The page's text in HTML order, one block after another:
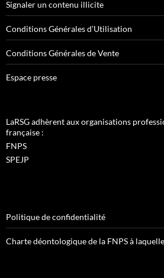
Signaler un contenu illicite
Conditions Générales d’Utilisation
Conditions Générales de Vente
Espace presse
LaRSG adhèrent aux organisations
française :
FNPS
SPEJP
Politique de confidentialité
Charte déontologique de la FNPS à